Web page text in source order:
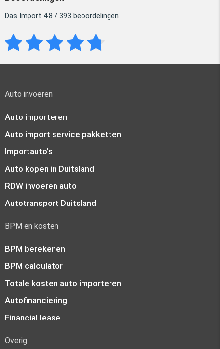
Das Import 4.8 / 393 beoordelingen
Auto invoeren
Auto importeren
Auto import service pakketten
Importauto's
Auto kopen in Duitsland
RDW invoeren auto
Autotransport Duitsland
BPM en kosten
BPM berekenen
BPM calculator
Totale kosten auto importeren
Autofinanciering
Financial lease
Overig